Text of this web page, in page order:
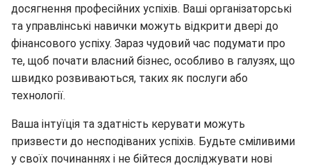
досягнення професійних успіхів. Ваші організаторські
та управлінські навички можуть відкрити двері до
фінансового успіху. Зараз чудовий час подумати про
те, щоб почати власний бізнес, особливо в галузях, що
швидко розвиваються, таких як послуги або
технології.
Ваша інтуїція та здатність керувати можуть
призвести до несподіваних успіхів. Будьте сміливими
у своїх починаннях і не бійтеся досліджувати нові